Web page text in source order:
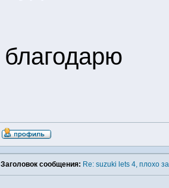
благодарю
Заголовок сообщения: Re: suzuki lets 4, плохо